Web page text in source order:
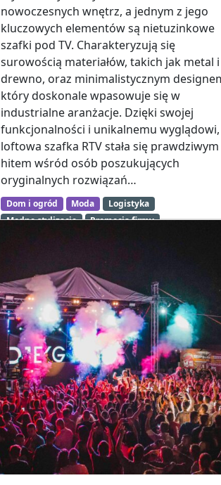
nowoczesnych wnętrz, a jednym z jego
kluczowych elementów są nietuzinkowe
szafki pod TV. Charakteryzują się
surowością materiałów, takich jak metal i
drewno, oraz minimalistycznym
który doskonale wpasowuje się w
industrialne aranżacje. Dzięki swojej
funkcjonalności i unikalnemu wyglądowi,
loftowa szafka RTV stała się prawdziwym
hitem wśród osób poszukujących
oryginalnych rozwiązań…
Dom i ogród Moda
Logistyka
Modne stylizacje
Promocja firmy